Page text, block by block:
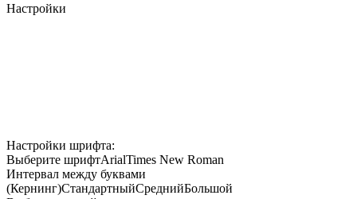
Настройки
Настройки шрифта:
Выберите шрифтArialTimes New Roman
Интервал между буквами
(Кернинг)СтандартныйСреднийБольшой